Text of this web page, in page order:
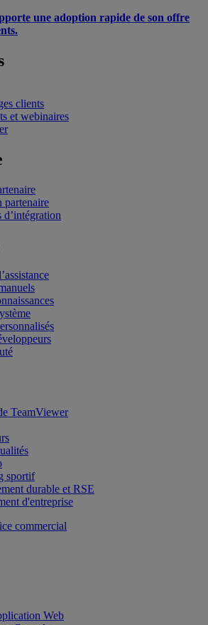
une adoption rapide de son offre
clients
et webinaires
partenaire
d’intégration
TeamViewer
sportif
durable et RSE
d'entreprise
commercial
Web